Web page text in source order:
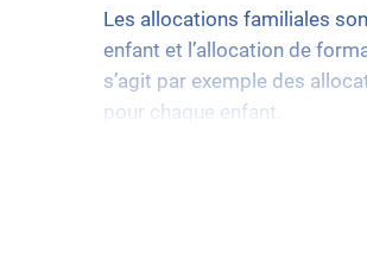
Les allocations familiales
enfant et l’allocation de
s’agit par exemple des
pour chaque enfant.